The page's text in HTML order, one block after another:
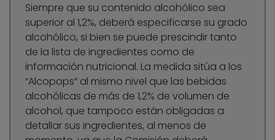
Siempre que su contenido alcohólico sea
superior al 1,2%, deberá especificarse su grado
alcohólico, si bien se puede prescindir tanto
de la lista de ingredientes como de
información nutricional. La medida sitúa a los
“Alcopops” al mismo nivel que las bebidas
alcohólicas de más de 1,2% de volumen de
alcohol, que tampoco están obligadas a
detallar sus ingredientes, al menos de